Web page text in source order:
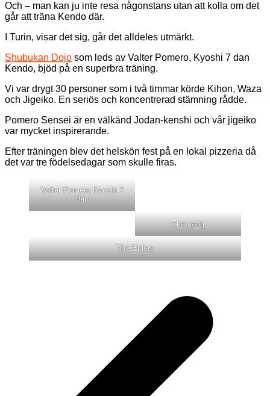
Och – man kan ju inte resa någonstans utan att kolla om det
går att träna Kendo där.
I Turin, visar det sig, går det alldeles utmärkt.
Shubukan Dojo som leds av Valter Pomero, Kyoshi 7 dan
Kendo, bjöd på en superbra träning.
Vi var drygt 30 personer som i två timmar körde Kihon, Waza
och Jigeiko. En seriös och koncentrerad stämning rådde.
Pomero Sensei är en välkänd Jodan-kenshi och vår jigeiko
var mycket inspirerande.
Efter träningen blev det helskön fest på en lokal pizzeria då
det var tre födelsedagar som skulle firas.
Valter Pomero Kyoshi 7
dan
The gang
The Elders